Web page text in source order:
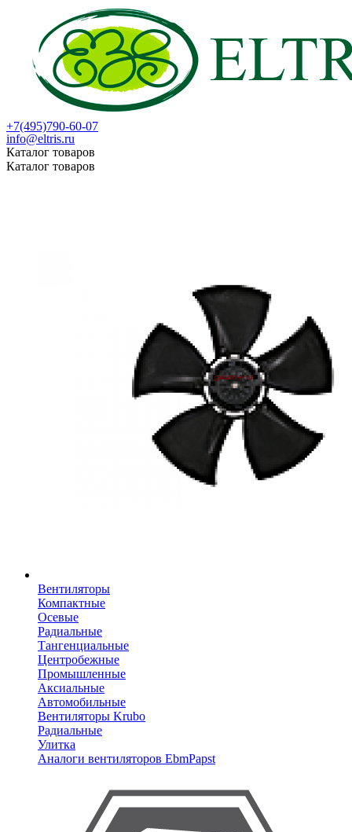
+7(495)790-60-07
info@eltris.ru
Каталог товаров
Каталог товаров
Вентиляторы
Компактные
Осевые
Радиальные
Тангенциальные
Центробежные
Промышленные
Аксиальные
Автомобильные
Вентиляторы Krubo
Радиальные
Улитка
Аналоги вентиляторов EbmPapst